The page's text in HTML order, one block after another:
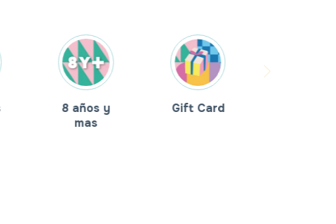
8 años y
mas
Gift Card